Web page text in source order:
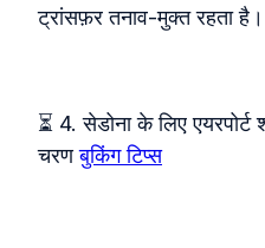
ट्रांसफ़र तनाव‑मुक्त रहता है।
⏳ 4. सेडोना के लिए
चरणबुकिंग टिप्स